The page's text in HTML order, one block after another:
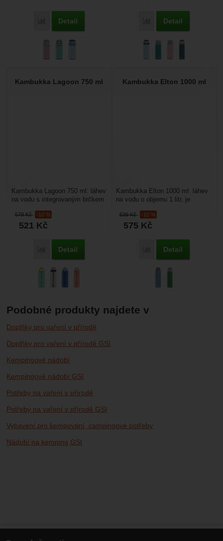
Porovnat
Detail Porovnat
Detail
Kambukka Lagoon 750 ml
579Kč -10 %
521 Kč
Porovnat
Detail
Kambukka Lagoon 750 ml: láhev
na vodu s integrovaným brčkem
které kryje pítko. Láhev...
Kambukka Elton 1000 ml
639Kč -10 %
575 Kč
Porovnat
Detail
Kambukka Elton 1000 ml: láhev
na vodu o objemu 1 litr, je
moderního tritanu, plastového...
Podobné produkty najdete v
Doplňky pro vaření v přírodě
Doplňky pro vaření v přírodě GSI
Kempingové nádobí
Kempingové nádobí GSI
Potřeby na vaření v přírodě
Potřeby na vaření v přírodě GSI
Vybavení pro kempování, campingové potřeby
Nádobí na kemping GSI